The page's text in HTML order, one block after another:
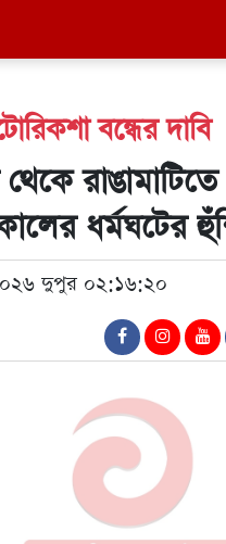
বন্ধের দাবি
রাঙামাটিতে
ধর্মঘটের
দুপুর ০২:১৬:২০